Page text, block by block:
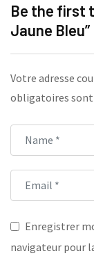
Be the first
Jaune Bleu”
Votre adresse
obligatoires sont
Enregistrer
navigateur pour